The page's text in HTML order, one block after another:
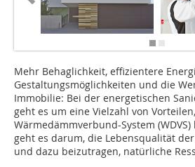
Mehr Behaglichkeit, effizientere
Gestaltungsmöglichkeiten und die
Immobilie: Bei der energetischen
geht es um eine Vielzahl von
Wärmedämm­verbund-System
geht es darum, die Lebensqualität
und dazu beizutragen, natürliche